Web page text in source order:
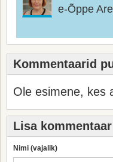
e-Õppe
Kommentaarid
Ole esimene, kes
Lisa kommentaar
Nimi (vajalik)